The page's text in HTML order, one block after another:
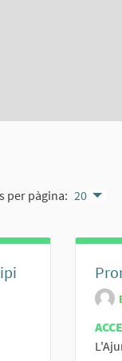
per pàgina: 20